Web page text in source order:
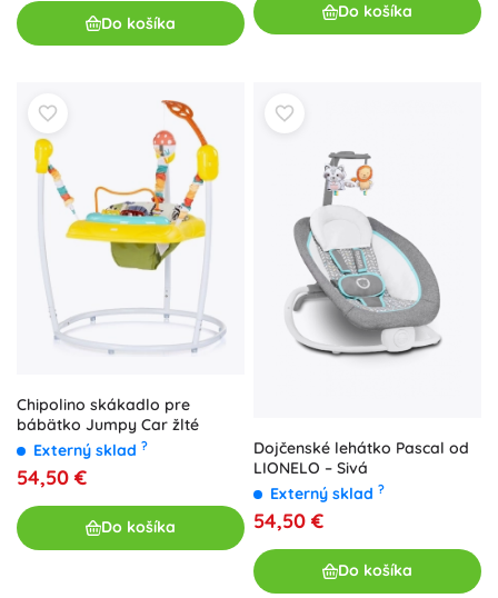
Do košíka
Do košíka
Chipolino skákadlo pre
bábätko Jumpy Car žlté
Externý sklad ?
54,50 €
Do košíka
Dojčenské lehátko Pascal od
LIONELO – Sivá
Externý sklad ?
54,50 €
Do košíka